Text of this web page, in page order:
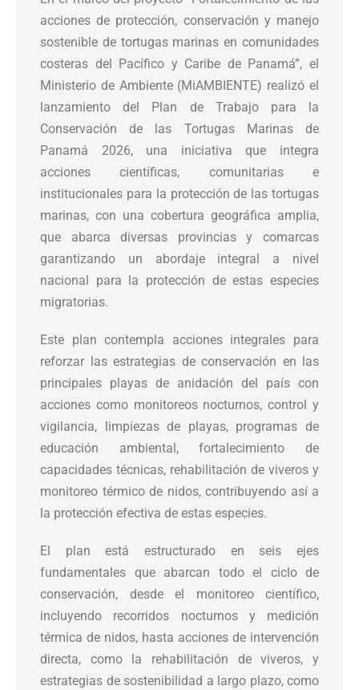
acciones de protección, conservación y manejo
sostenible de tortugas marinas en comunidades
costeras del Pacífico y Caribe de Panamá”, el
Ministerio de Ambiente (MiAMBIENTE) realizó el
lanzamiento del Plan de Trabajo para la
Conservación de las Tortugas Marinas de
Panamá 2026, una iniciativa que integra
acciones científicas, comunitarias e
institucionales para la protección de las tortugas
marinas, con una cobertura geográfica amplia,
que abarca diversas provincias y comarcas
garantizando un abordaje integral a nivel
nacional para la protección de estas especies
migratorias.
Este plan contempla acciones integrales para
reforzar las estrategias de conservación en las
principales playas de anidación del país con
acciones como monitoreos nocturnos, control y
vigilancia, limpiezas de playas, programas de
educación ambiental, fortalecimiento de
capacidades técnicas, rehabilitación de viveros y
monitoreo térmico de nidos, contribuyendo así a
la protección efectiva de estas especies.
El plan está estructurado en seis ejes
fundamentales que abarcan todo el ciclo de
conservación, desde el monitoreo científico,
incluyendo recorridos nocturnos y medición
térmica de nidos, hasta acciones de intervención
directa, como la rehabilitación de viveros, y
estrategias de sostenibilidad a largo plazo, como